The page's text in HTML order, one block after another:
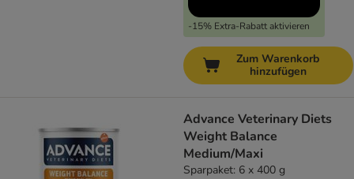
-15% Extra-Rabatt aktivieren
Zum Warenkorb
hinzufügen
Advance Veterinary Diets
Weight Balance
Medium/Maxi
Sparpaket: 6 x 400 g